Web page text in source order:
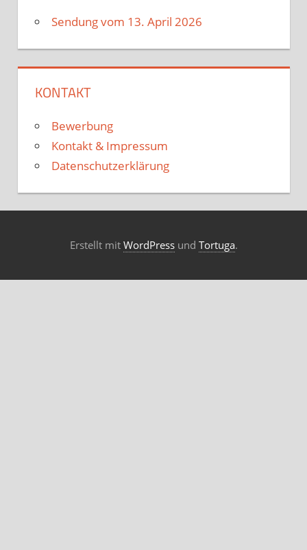
Sendung vom 13. April 2026
KONTAKT
Bewerbung
Kontakt & Impressum
Datenschutzerklärung
Erstellt mit WordPressund Tortuga.